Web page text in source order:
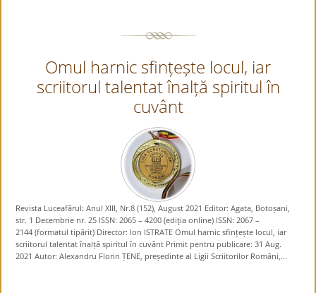
Omul harnic sfințește locul, iar
scriitorul talentat înalță spiritul în
cuvânt
Revista Luceafărul: Anul XIII, Nr.8 (152), August 2021 Editor: Agata, Botoșani,
str. 1 Decembrie nr. 25 ISSN: 2065 – 4200 (ediţia online) ISSN: 2067 –
2144 (formatul tipărit) Director: Ion ISTRATE Omul harnic sfințește locul, iar
scriitorul talentat înalță spiritul în cuvânt Primit pentru publicare: 31 Aug.
2021 Autor: Alexandru Florin ȚENE, președinte al Ligii Scriitorilor Români,...